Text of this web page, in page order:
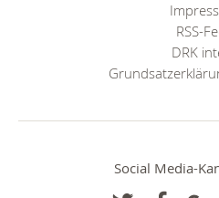
RSS-
DRK
Social Media-